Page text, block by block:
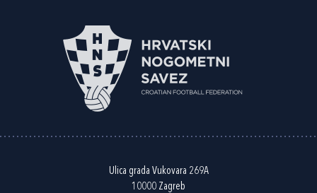
Ulica grada Vukovara 269A
10000 Zagreb